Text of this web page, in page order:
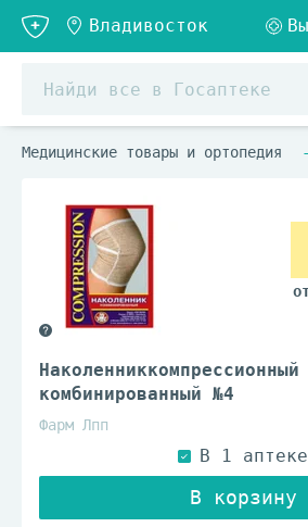
Медицинские товары и ортопедия
Наколенниккомпрессионный
комбинированный №4
Фарм Лпп